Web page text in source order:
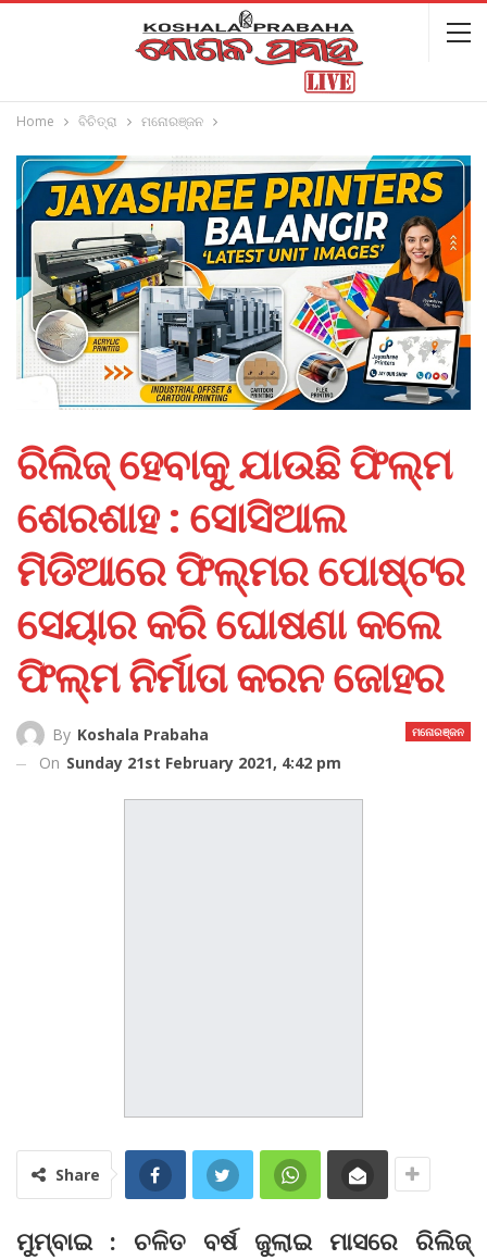
Home ବିଚିତ୍ରା ମନୋରଞ୍ଜନ
ରିଲିଜ୍ ହେବାକୁ ଯାଉଛି ଫିଲ୍ମ
ଶେରଶାହ : ସୋସିଆଲ
ମିଡିଆରେ ଫିଲ୍ମର ପୋଷ୍ଟର
ସେୟାର କରି ଘୋଷଣା କଲେ
ଫିଲ୍ମ ନିର୍ମାତା କରନ ଜୋହର
ମନୋରଞ୍ଜନ
By Koshala Prabaha
On Sunday 21st February 2021, 4:42 pm
Share
ମୁମ୍ବାଇ : ଚଳିତ ବର୍ଷ ଜୁଲାଇ ମାସରେ ରିଲିଜ୍